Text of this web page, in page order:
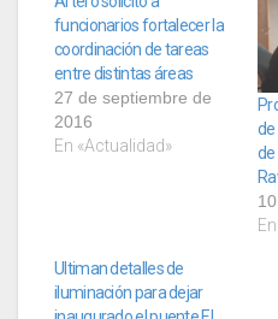
funcionarios fortalecer la
coordinación de tareas
entre distintas áreas
27 de septiembre de
2016
En «Actualidad»
de
de
Ultiman detalles de
iluminación para dejar